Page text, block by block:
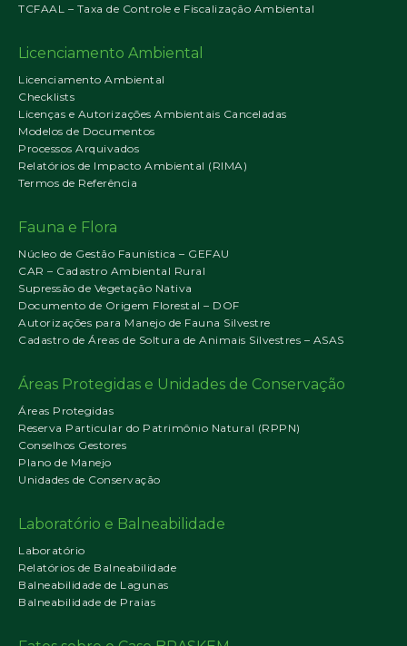
TCFAAL – Taxa de Controle e Fiscalização Ambiental
Licenciamento Ambiental
Licenciamento Ambiental
Checklists
Licenças e Autorizações Ambientais Canceladas
Modelos de Documentos
Processos Arquivados
Relatórios de Impacto Ambiental (RIMA)
Termos de Referência
Fauna e Flora
Núcleo de Gestão Faunística – GEFAU
CAR – Cadastro Ambiental Rural
Supressão de Vegetação Nativa
Documento de Origem Florestal – DOF
Autorizações para Manejo de Fauna Silvestre
Cadastro de Áreas de Soltura de Animais Silvestres – ASAS
Áreas Protegidas e Unidades de Conservação
Áreas Protegidas
Reserva Particular do Patrimônio Natural (RPPN)
Conselhos Gestores
Plano de Manejo
Unidades de Conservação
Laboratório e Balneabilidade
Laboratório
Relatórios de Balneabilidade
Balneabilidade de Lagunas
Balneabilidade de Praias